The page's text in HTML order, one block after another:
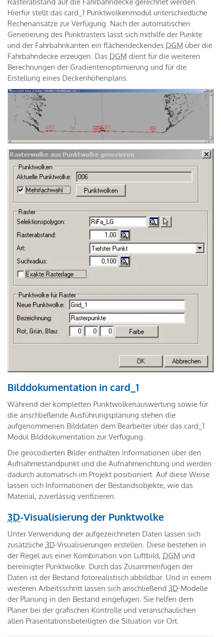
Hierfür stellt das card_1 Punktwolkenmodul unterschiedliche
Rechenansätze zur Verfügung. Nach der automatischen
Generierung des Punktrasters lässt sich mithilfe der Punkte
und der Fahrbahnkanten ein flächendeckendes DGM über die
Fahrbahndecke erzeugen. Das DGM dient für die weiteren
Berechnungen der Gradientenoptimierung und für die
Erstellung eines Deckenhöhenplans.
Bilddokumentation in card_1
Während der kompletten Punktwolkenauswertung sowie für
die anschließende Ausführungsplanung stehen die
aufgenommenen Bilddaten dem Bearbeiter über das card_1
Modul Bilddokumentation zur Verfügung.
Die geocodierten Bilder enthalten Informationen über den
Aufnahmestandpunkt und die Aufnahmerichtung und werden
dadurch automatisch im Projekt positioniert. Auf diese Weise
lassen sich Informationen der Bestandsobjekte, wie das
Material, zuverlässig verifizieren.
3D-Visualisierung der Punktwolke
Unter Verwendung der aufgezeichneten Daten lassen sich
zusätzliche 3D-Visualisierungen erstellen. Diese bestehen in
der Regel aus einer Kombination von Luftbild, DGM und
bereinigter Punktwolke. Durch das Zusammenfügen der
Daten ist der Bestand fotorealistisch abbildbar. Und in einem
weiteren Arbeitsschritt lassen sich anschließend 3D-Modelle
der Planung in den Bestand eingefügen. Sie helfen dem
Planer bei der grafischen Kontrolle und veranschaulichen
allen Präsentationsbeteiligten die Situation vor Ort.